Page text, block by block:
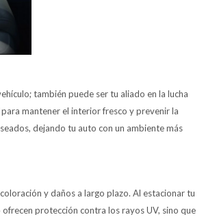
también puede ser tu aliado en la lucha
mantener el interior fresco y prevenir la
dejando tu auto con un ambiente más
y daños a largo plazo. Al estacionar tu
protección contra los rayos UV, sino que